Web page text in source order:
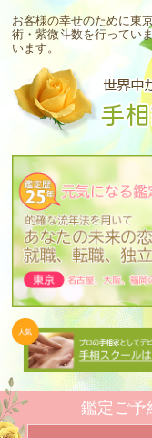
お客様の幸せのために東
術・紫微斗数を行ってい
います。
鑑定ご予